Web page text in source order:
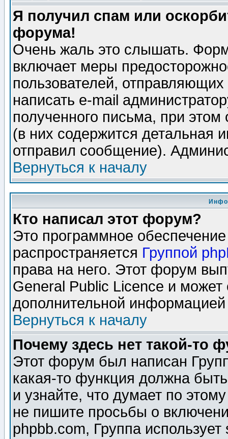
Я получил спам или
форума!
Очень жаль это слышать.
включает меры
пользователей,
написать e-mail
полученного письма, при этом
(в них содержится детальная
отправил сообщение).
Вернуться к началу
Кто написал этот форум?
Это программное
распространяется Группой
права на него. Этот форум
General Public Licence и может
дополнительной
Вернуться к началу
Почему здесь нет такой-то
Этот форум был написан
какая-то функция должна
и узнайте, что думает по
не пишите просьбы о
phpbb.com, Группа